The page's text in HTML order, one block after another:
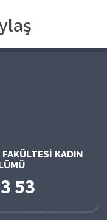
KADIN
53